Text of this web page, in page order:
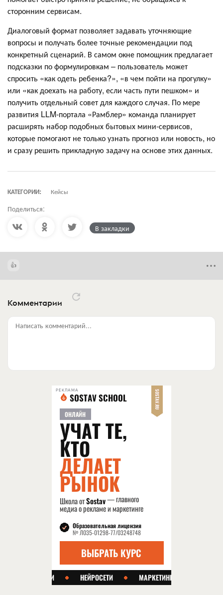
сторонним сервисам.
Диалоговый формат позволяет задавать уточняющие
вопросы и получать более точные рекомендации под
конкретный сценарий. В самом окне помощник предлагает
подсказки по формулировкам – пользователь может
спросить «как одеть ребенка?», «в чем пойти на прогулку»
или «как доехать на работу, если часть пути пешком» и
получить отдельный совет для каждого случая. По мере
развития LLM‑портала «Рамблер» команда планирует
расширять набор подобных бытовых мини‑сервисов,
которые помогают не только узнать прогноз или новость, но
и сразу решить прикладную задачу на основе этих данных.
КАТЕГОРИИ: Кейсы
Поделиться:
В закладки
Комментарии
Написать комментарий...
РЕКЛАМА